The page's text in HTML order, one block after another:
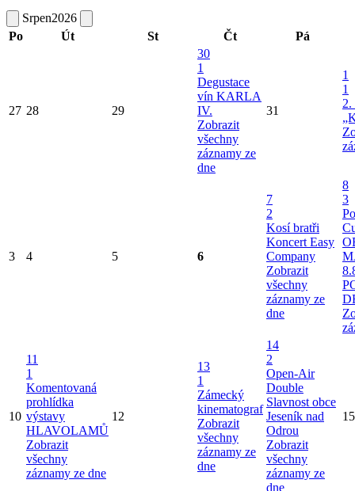
Srpen2026
Po
Út St Čt Pá
27 28 29
30
1
Degustace
vín KARLA
IV.
Zobrazit
všechny
záznamy ze
dne
31
1
1
2.
3 4 5 6
7
2
Kosí bratři
Koncert Easy
Company
Zobrazit
všechny
záznamy ze
dne
8
3
10
11
1
Komentovaná
prohlídka
výstavy
HLAVOLAMŮ
Zobrazit
všechny
záznamy ze dne
12
13
1
Zámecký
kinematograf
Zobrazit
všechny
záznamy ze
dne
14
2
Open-Air
Double
Slavnost obce
Jeseník nad
Odrou
Zobrazit
všechny
záznamy ze
dne
15